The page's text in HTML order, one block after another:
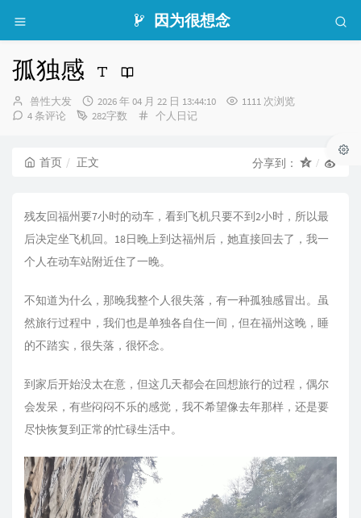
因为很想念
孤独感
博
主：
兽性大发
发
布
2026 年 04 月 22 日 13:44:10
1111 次浏览
4 条评论
282字数
分
个人日记
首页 正文 分享到：
残友回福州要7小时的动车，看到飞机只要不到2小时，所以最
后决定坐飞机回。18日晚上到达福州后，她直接回去了，我一
个人在动车站附近住了一晚。
不知道为什么，那晚我整个人很失落，有一种孤独感冒出。虽
然旅行过程中，我们也是单独各自住一间，但在福州这晚，睡
的不踏实，很失落，很怀念。
到家后开始没太在意，但这几天都会在回想旅行的过程，偶尔
会发呆，有些闷闷不乐的感觉，我不希望像去年那样，还是要
尽快恢复到正常的忙碌生活中。